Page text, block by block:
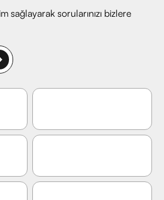
sağlayarak sorularınızı bizlere